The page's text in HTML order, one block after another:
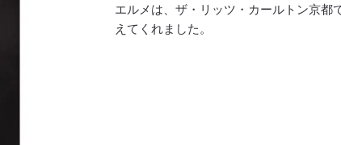
エルメは、ザ・リッツ・カールトン京
えてくれました。